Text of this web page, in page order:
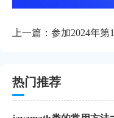
上一篇： 参加2024年第
热门推荐